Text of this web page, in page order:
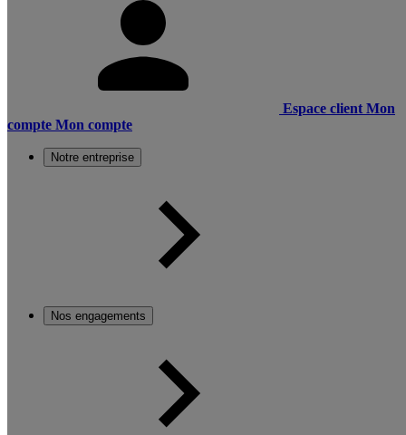
Espace client Mon
compte Mon compte
Notre entreprise
Nos engagements